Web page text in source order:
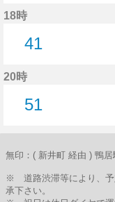
18時
41
20時
51
無印：( 新井町 経由 ) 鴨居
※ 道路渋滞等により、予
承下さい。